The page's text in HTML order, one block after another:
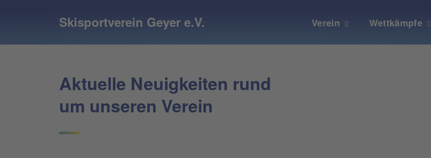
Skisportverein Geyer e.V. Verein Wettkämpfe
Aktuelle Neuigkeiten rund
um unseren Verein